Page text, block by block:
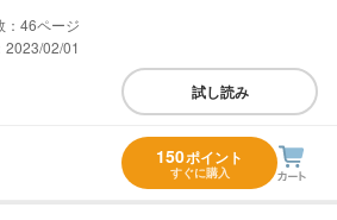
46
2023/02/01
試し読み
150ポイント
すぐに購入